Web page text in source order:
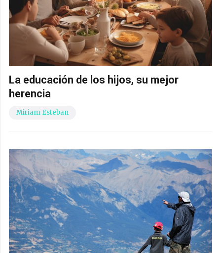
La educación de los hijos, su mejor
herencia
Miriam Esteban